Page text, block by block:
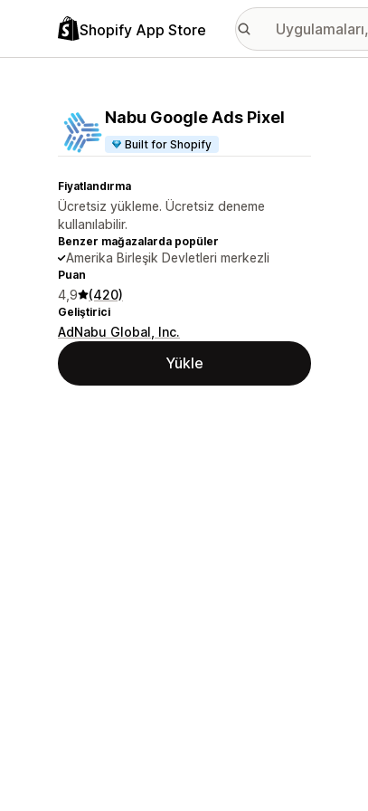
Shopify App Store
Nabu Google Ads Pixel
Built for Shopify
Fiyatlandırma
Ücretsiz yükleme. Ücretsiz deneme
kullanılabilir.
Benzer mağazalarda popüler
Amerika Birleşik Devletleri merkezli
Puan
4,9 (420)
Geliştirici
AdNabu Global, Inc.
Yükle